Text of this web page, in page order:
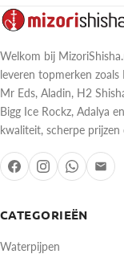
CATEGORIEËN
Waterpijpen
Welkom bij
leveren topmerken
Mr Eds, Aladin, H2
Bigg Ice Rockz, Adalya
kwaliteit, scherpe prijzen